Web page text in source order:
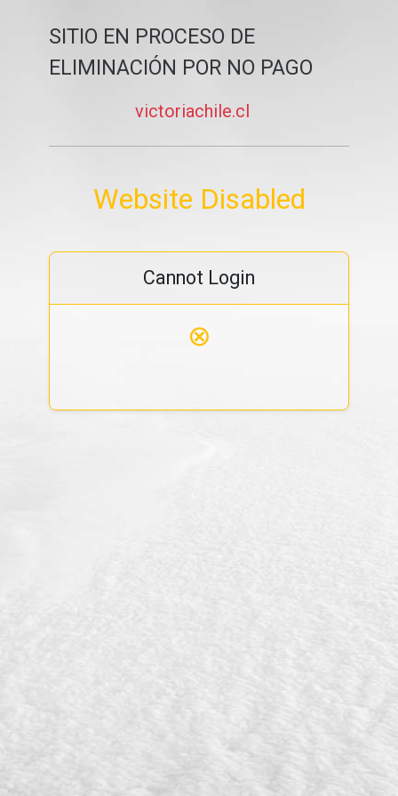
SITIO EN PROCESO DE
ELIMINACIÓN POR NO PAGO
victoriachile.cl
Website Disabled
Cannot Login
⊗